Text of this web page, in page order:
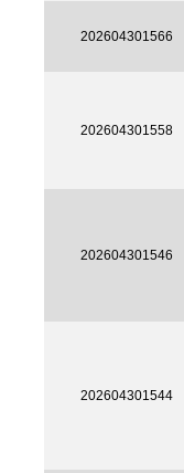
202604301566
202604301558
202604301546
202604301544